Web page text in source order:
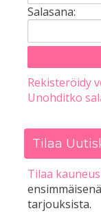
Salasana:
Rekisteröidy
Unohditko
Tilaa
Tilaa
tarjouksista.